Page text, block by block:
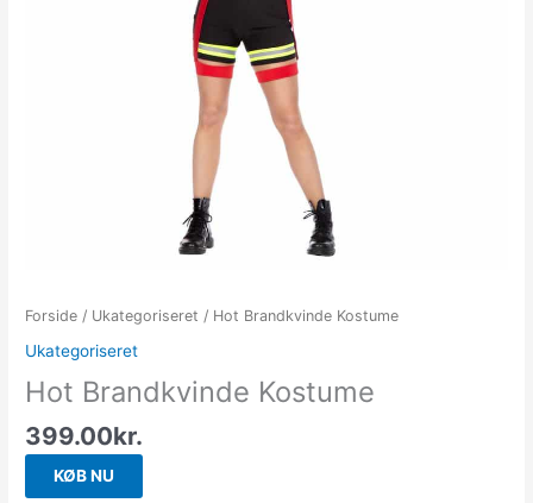
Forside / Ukategoriseret / Hot Brandkvinde Kostume
Ukategoriseret
Hot Brandkvinde Kostume
399.00kr.
KØB NU